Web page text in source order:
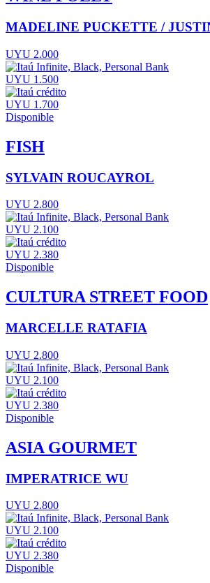
MADELINE PUCKETTE /
UYU 2.000
UYU 1.500
UYU 1.700
Disponible
FISH
SYLVAIN ROUCAYROL
UYU 2.800
UYU 2.100
UYU 2.380
Disponible
CULTURA STREET FOOD
MARCELLE RATAFIA
UYU 2.800
UYU 2.100
UYU 2.380
Disponible
ASIA GOURMET
IMPERATRICE WU
UYU 2.800
UYU 2.100
UYU 2.380
Disponible